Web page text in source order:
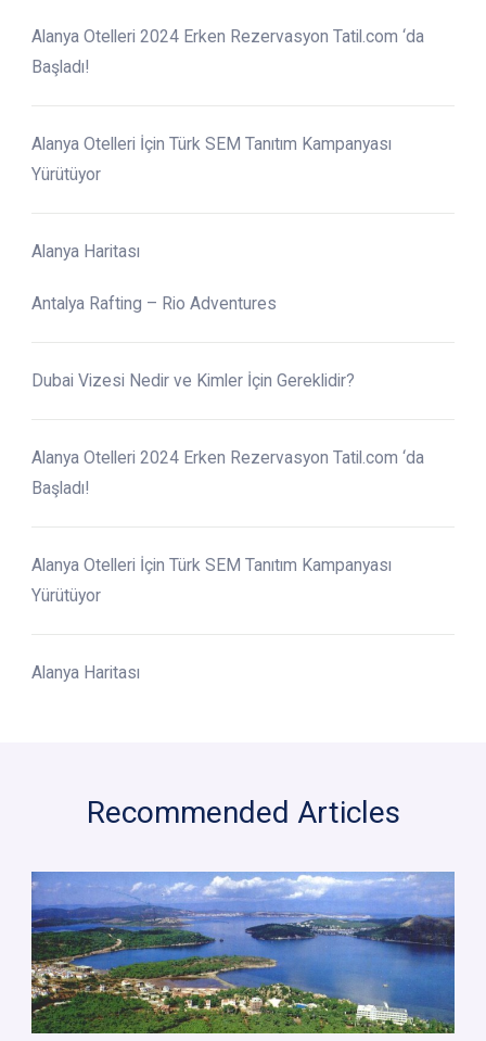
Alanya Otelleri 2024 Erken Rezervasyon Tatil.com ‘da
Başladı!
Alanya Otelleri İçin Türk SEM Tanıtım Kampanyası
Yürütüyor
Alanya Haritası
Antalya Rafting – Rio Adventures
Dubai Vizesi Nedir ve Kimler İçin Gereklidir?
Alanya Otelleri 2024 Erken Rezervasyon Tatil.com ‘da
Başladı!
Alanya Otelleri İçin Türk SEM Tanıtım Kampanyası
Yürütüyor
Alanya Haritası
Recommended Articles